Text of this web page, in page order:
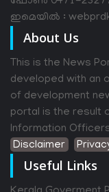
ഇമെയിൽ :
About Us
This is the News
developed with an
of development
portal is the result
Information
Disclaimer
Useful Links